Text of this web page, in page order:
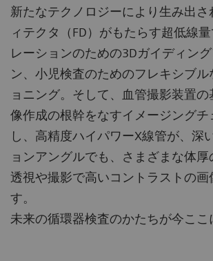
新たなテクノロジーにより生み出
ィテクタ（FD）がもたらす超低線
レーションのための3Dガイディン
ン、小児検査のためのフレキシブ
ョニング。そして、血管撮影装置
像作成の根幹をなすイメージングチ
し、高精度ハイパワーX線管が、深
ョンアングルでも、さまざまな体厚
透視や撮影で高いコントラストの画
す。
未来の循環器検査のかたちが今ここ